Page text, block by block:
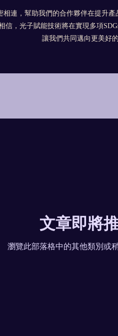
相連，幫助我們的合作夥伴在提升
信，光子賦能技術將在實現多項
讓我們共同邁向更美好
文章即將
瀏覽此部落格中的其他類別或